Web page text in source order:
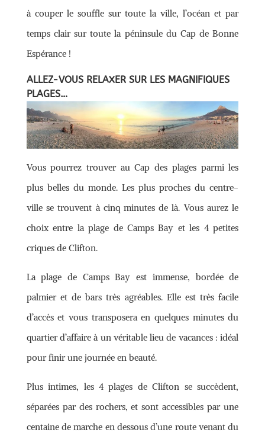
à couper le souffle sur toute la ville, l’océan et par
temps clair sur toute la péninsule du Cap de Bonne
Espérance !
ALLEZ-VOUS RELAXER SUR LES MAGNIFIQUES
PLAGES…
Vous pourrez trouver au Cap des plages parmi les
plus belles du monde. Les plus proches du centre-
ville se trouvent à cinq minutes de là. Vous aurez le
choix entre la plage de Camps Bay et les 4 petites
criques de Clifton.
La plage de Camps Bay est immense, bordée de
palmier et de bars très agréables. Elle est très facile
d’accès et vous transposera en quelques minutes du
quartier d’affaire à un véritable lieu de vacances : idéal
pour finir une journée en beauté.
Plus intimes, les 4 plages de Clifton se succèdent,
séparées par des rochers, et sont accessibles par une
centaine de marche en dessous d’une route venant du